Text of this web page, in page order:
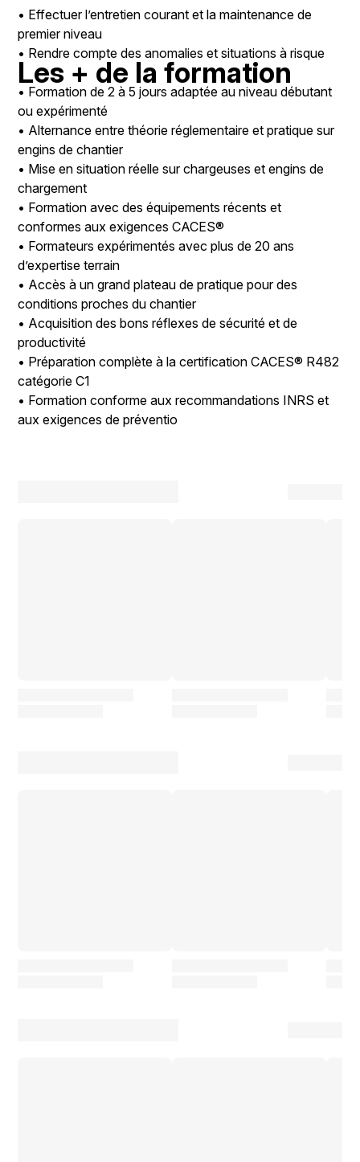
• Effectuer l’entretien courant et la maintenance de
premier niveau
• Rendre compte des anomalies et situations à risque
Les + de la formation
• Formation de 2 à 5 jours adaptée au niveau débutant
ou expérimenté
• Alternance entre théorie réglementaire et pratique sur
engins de chantier
• Mise en situation réelle sur chargeuses et engins de
chargement
• Formation avec des équipements récents et
conformes aux exigences CACES®
• Formateurs expérimentés avec plus de 20 ans
d’expertise terrain
• Accès à un grand plateau de pratique pour des
conditions proches du chantier
• Acquisition des bons réflexes de sécurité et de
productivité
• Préparation complète à la certification CACES® R482
catégorie C1
• Formation conforme aux recommandations INRS et
aux exigences de préventio